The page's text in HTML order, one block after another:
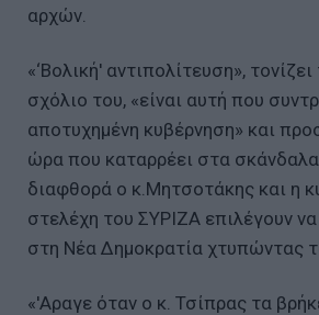
αρχών.
«‘Βολική' αντιπολίτευση»,
σχόλιο του, «είναι αυτή που
αποτυχημένη κυβέρνηση» και
ώρα που καταρρέει στα
διαφθορά ο κ.Μητσοτάκης και η
στελέχη του ΣΥΡΙΖΑ επιλέγουν
στη Νέα Δημοκρατία χτυπώντας
«'Αραγε όταν ο κ. Τσίπρας τα